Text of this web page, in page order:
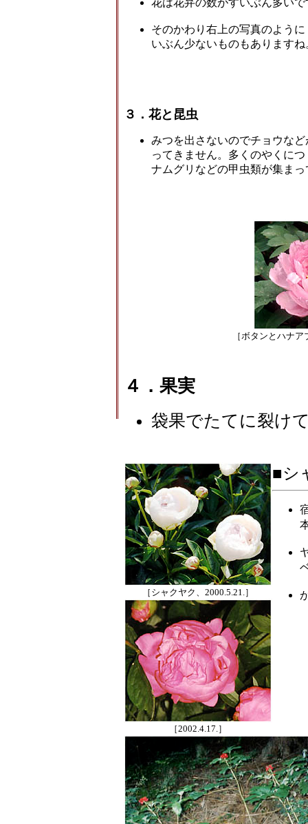
花は花弁の数がすいぶん多いで
そのかわり右上の写真のよう
いぶん少ないものもありますね
３．花と昆虫
みつを出さないのでチョウな
ってきません。多くのやくに
ナムグリなどの甲虫類が集ま
［ボタンとハナ
４．果実
袋果でたてに裂け
■シ
［シャクヤク、2000.5.21.］
［2002.4.17.］